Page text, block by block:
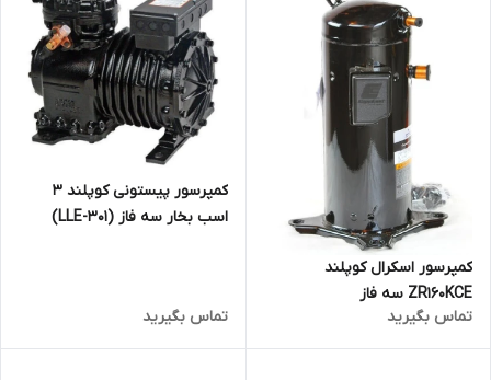
کمپرسور اسکرال کوپلند
ZR160KCE سه فاز
تماس بگیرید
کمپرسور پیستونی کوپلند 3
اسب بخار سه فاز (LLE-301)
تماس بگیرید